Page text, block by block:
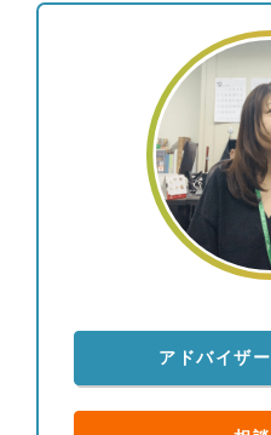
て長期にわたり相談でき
ロフェッショナルが求め
す。大手証券にはできな
ご期待ください。
アドバイザ